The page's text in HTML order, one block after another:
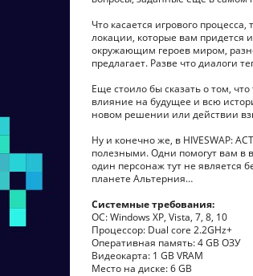
Что касается игрового
локации, которые вам придется
окружающим героев миром,
предлагает. Разве что диалоги
Еще стоило бы сказать о том,
влияние на будущее и всю
новом решении или действии
Ну и конечно же, в HIVESWAP:
полезными. Одни помогут вам в
один персонаж тут не является
планете Альтерния…
Системные требования:
ОС: Windows XP, Vista, 7, 8, 10
Процессор: Dual core 2.2GHz+
Оперативная память: 4 GB ОЗУ
Видеокарта: 1 GB VRAM
Место на диске: 6 GB